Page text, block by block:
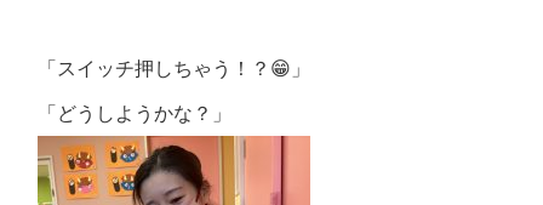
「スイッチ押しちゃう！？😁」
「どうしようかな？」